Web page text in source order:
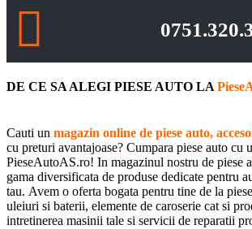
DE CE SA ALEGI PIESE AUTO LA
Cauti un magazin online de piese auto,
cu preturi avantajoase? Cumpara piese auto cu
PieseAutoAS.ro! In magazinul nostru de piese
gama diversificata de produse dedicate pentru
tau. Avem o oferta bogata pentru tine de la
uleiuri si baterii, elemente de caroserie cat si
intretinerea masinii tale si servicii de reparatii